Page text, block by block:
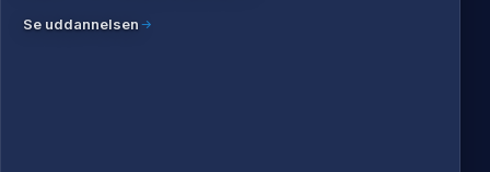
Se uddannelsen